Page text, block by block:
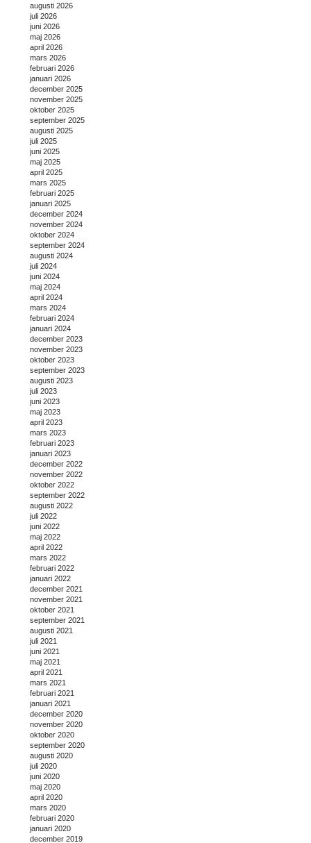
augusti 2026
juli 2026
juni 2026
maj 2026
april 2026
mars 2026
februari 2026
januari 2026
december 2025
november 2025
oktober 2025
september 2025
augusti 2025
juli 2025
juni 2025
maj 2025
april 2025
mars 2025
februari 2025
januari 2025
december 2024
november 2024
oktober 2024
september 2024
augusti 2024
juli 2024
juni 2024
maj 2024
april 2024
mars 2024
februari 2024
januari 2024
december 2023
november 2023
oktober 2023
september 2023
augusti 2023
juli 2023
juni 2023
maj 2023
april 2023
mars 2023
februari 2023
januari 2023
december 2022
november 2022
oktober 2022
september 2022
augusti 2022
juli 2022
juni 2022
maj 2022
april 2022
mars 2022
februari 2022
januari 2022
december 2021
november 2021
oktober 2021
september 2021
augusti 2021
juli 2021
juni 2021
maj 2021
april 2021
mars 2021
februari 2021
januari 2021
december 2020
november 2020
oktober 2020
september 2020
augusti 2020
juli 2020
juni 2020
maj 2020
april 2020
mars 2020
februari 2020
januari 2020
december 2019